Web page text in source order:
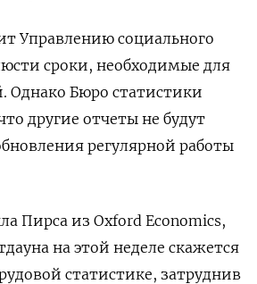
Управлению социального
сроки, необходимые для
Однако Бюро статистики
другие отчеты не будут
регулярной работы
Пирса из Oxford Economics,
на этой неделе скажется
статистике, затруднив